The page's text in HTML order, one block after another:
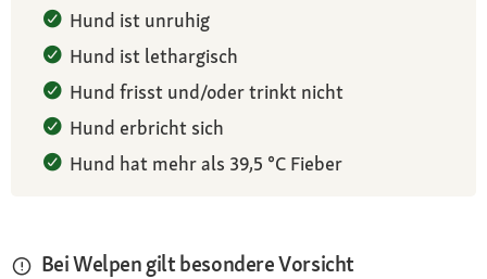
Hund ist unruhig
Hund ist lethargisch
Hund frisst und/oder trinkt nicht
Hund erbricht sich
Hund hat mehr als 39,5 °C Fieber
Bei Welpen gilt besondere Vorsicht